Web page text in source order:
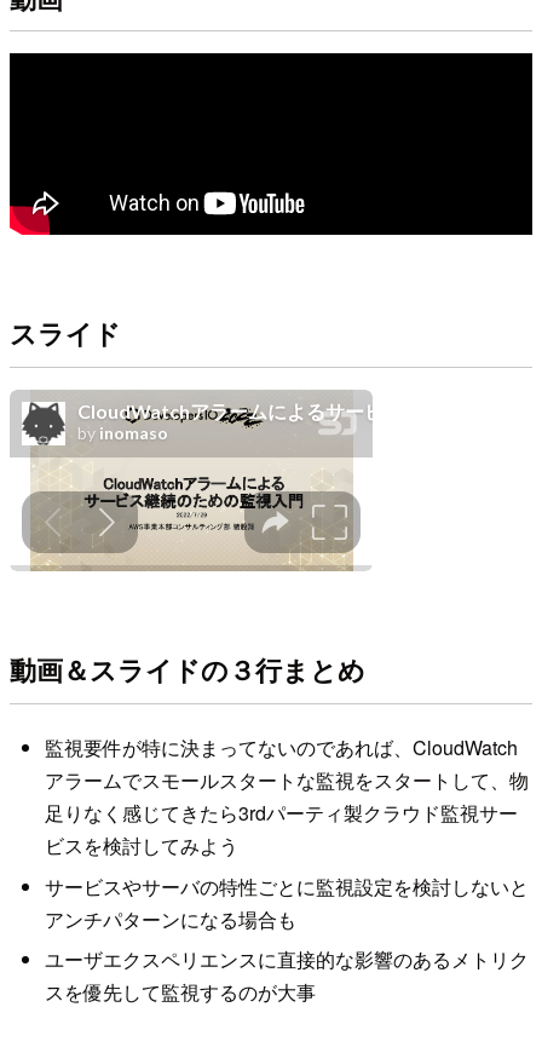
スライド
動画＆スライドの３行まとめ
監視要件が特に決まってないのであれば、CloudWatch
アラームでスモールスタートな監視をスタートして、物
足りなく感じてきたら3rdパーティ製クラウド監視サー
ビスを検討してみよう
サービスやサーバの特性ごとに監視設定を検討しないと
アンチパターンになる場合も
ユーザエクスペリエンスに直接的な影響のあるメトリク
スを優先して監視するのが大事